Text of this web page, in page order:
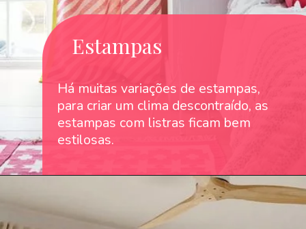
Estampas
Há muitas variações de estampas,
para criar um clima descontraído, as
estampas com listras ficam bem
estilosas.